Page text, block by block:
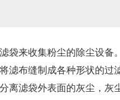
来收集粉尘的除尘设备
布缝制成各种形状的过
离滤袋外表面的灰尘，灰